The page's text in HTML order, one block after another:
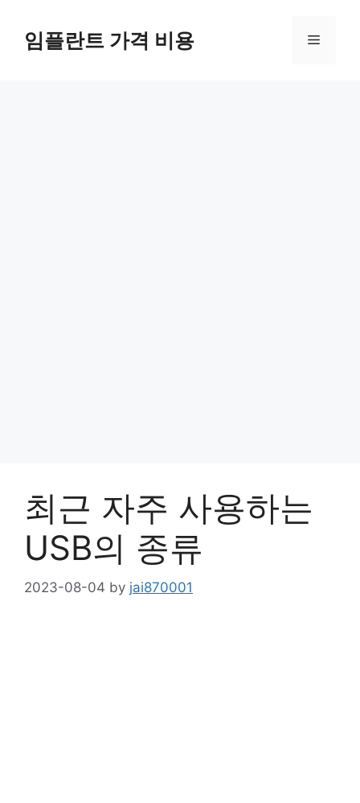
content임플란트 가격 비용 Menu
최근 자주 사용하는
USB의 종류
2023-08-04 by jai870001